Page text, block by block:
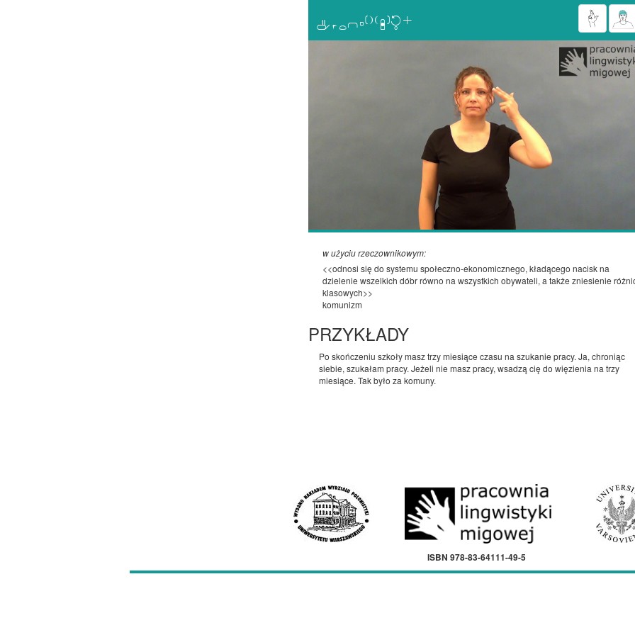

w użyciu rzeczownikowym:
<<odnosi się do systemu społeczno-ekonomicznego, kładącego nacisk na
dzielenie wszelkich dóbr równo na wszystkich obywateli, a także zniesienie
klasowych>>
komunizm
PRZYKŁADY
Po skończeniu szkoły masz trzy miesiące czasu na szukanie pracy. Ja, chroniąc
siebie, szukałam pracy. Jeżeli nie masz pracy, wsadzą cię do więzienia na trzy
miesiące. Tak było za komuny.
ISBN 978-83-64111-49-5